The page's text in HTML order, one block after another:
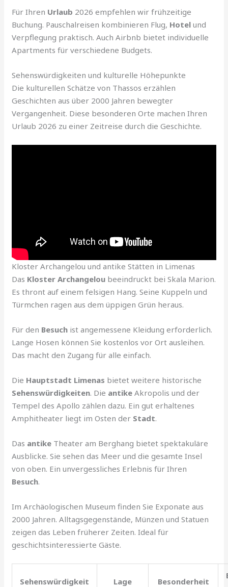
Für Ihren Urlaub 2026 empfehlen wir frühzeitige
Buchung. Pauschalreisen kombinieren Flug, Hotel und
Verpflegung praktisch. Auch Airbnb bietet individuelle
Apartments für verschiedene Budgets.
Sehenswürdigkeiten und kulturelle Höhepunkte
Die kulturellen Schätze von Thassos erzählen
Geschichten aus über 2000 Jahren bewegter
Vergangenheit. Diese besonderen Orte machen Ihren
Urlaub 2026 zu einer Zeitreise durch die Geschichte.
Kloster Archangelou und antike Stätten in Limenas
Das Kloster Archangelou beeindruckt bei Skala Marion.
Es thront auf einem felsigen Hang. Seine Kuppeln und
Türmchen ragen aus dem üppigen Grün heraus.
Für den Besuch ist angemessene Kleidung erforderlich.
Lange Hosen können Sie kostenlos vor Ort ausleihen.
Das macht den Zugang für alle einfach.
Die Hauptstadt Limenas bietet weitere historische
Sehenswürdigkeiten. Die antike Akropolis und der
Tempel des Apollo zählen dazu. Ein gut erhaltenes
Amphitheater liegt im Osten der Stadt.
Das antike Theater am Berghang bietet spektakuläre
Ausblicke. Sie sehen das Meer und die gesamte Insel
von oben. Ein unvergessliches Erlebnis für Ihren
Besuch.
Im Archäologischen Museum finden Sie Exponate aus
2000 Jahren. Alltagsgegenstände, Münzen und Statuen
zeigen das Leben früherer Zeiten. Ideal für
geschichtsinteressierte Gäste.
Sehenswürdigkeit Lage Besonderheit